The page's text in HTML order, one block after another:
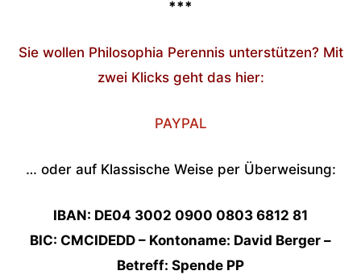
***
Sie wollen Philosophia Perennis unterstützen? Mit
zwei Klicks geht das hier:
PAYPAL
… oder auf Klassische Weise per Überweisung:
IBAN: DE04 3002 0900 0803 6812 81
BIC: CMCIDEDD – Kontoname: David Berger –
Betreff: Spende PP